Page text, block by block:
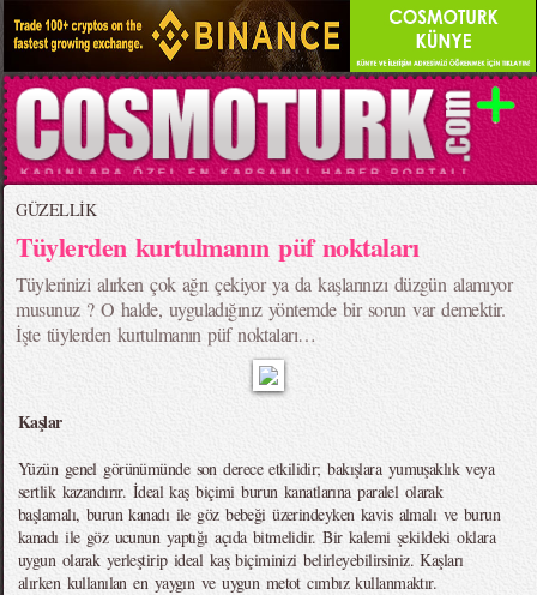
GÜZELLİK
Tüylerden kurtulmanın püf noktaları
Tüylerinizi alırken çok ağrı çekiyor ya da kaşlarınızı düzgün alamıyor
musunuz ? O halde, uyguladığınız yöntemde bir sorun var demektir.
İşte tüylerden kurtulmanın püf noktaları…
Kaşlar
Yüzün genel görünümünde son derece etkilidir; bakışlara yumuşaklık veya
sertlik kazandırır. İdeal kaş biçimi burun kanatlarına paralel olarak
başlamalı, burun kanadı ile göz bebeği üzerindeyken kavis almalı ve burun
kanadı ile göz ucunun yaptığı açıda bitmelidir. Bir kalemi şekildeki oklara
uygun olarak yerleştirip ideal kaş biçiminizi belirleyebilirsiniz. Kaşları
alırken kullanılan en yaygın ve uygun metot cımbız kullanmaktır.